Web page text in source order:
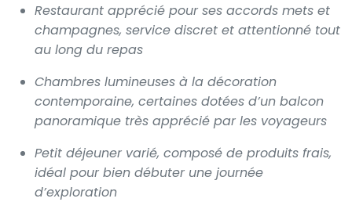
Restaurant apprécié pour ses accords mets et
champagnes, service discret et attentionné tout
au long du repas
Chambres lumineuses à la décoration
contemporaine, certaines dotées d’un balcon
panoramique très apprécié par les voyageurs
Petit déjeuner varié, composé de produits frais,
idéal pour bien débuter une journée
d’exploration